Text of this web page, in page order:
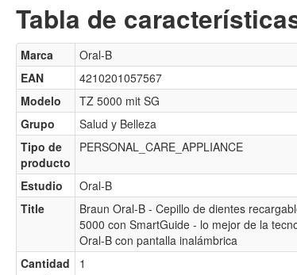
Tabla de
Marca
Oral-B
EAN
4210201057567
Modelo
TZ 5000 mit SG
Grupo
Salud y Belleza
Tipo de
producto
PERSONAL_CARE_APPLIANCE
Estudio
Oral-B
Title
Braun Oral-B - Cepillo de dientes
5000 con SmartGuide - lo mejor de la
Oral-B con pantalla inalámbrica
Cantidad
1